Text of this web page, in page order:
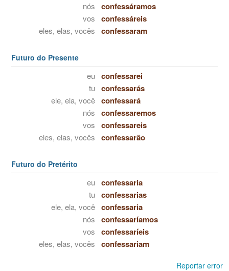
nós confessáramos
vos confessáreis
eles, elas, vocês confessaram
Futuro do Presente
eu confessarei
tu confessarás
ele, ela, você confessará
nós confessaremos
vos confessareis
eles, elas, vocês confessarão
Futuro do Pretérito
eu confessaria
tu confessarias
ele, ela, você confessaria
nós confessaríamos
vos confessaríeis
eles, elas, vocês confessariam
Reportar error